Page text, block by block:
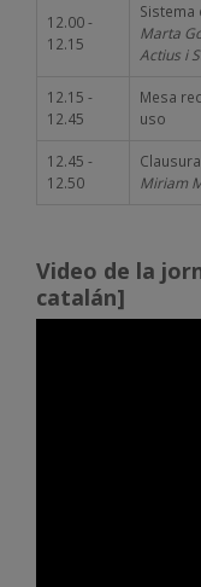
12.00 -
12.15
Marta
Actius i
12.15 -
12.45
Mesa
uso
12.45 -
12.50
Miriam
Video de la
catalán]